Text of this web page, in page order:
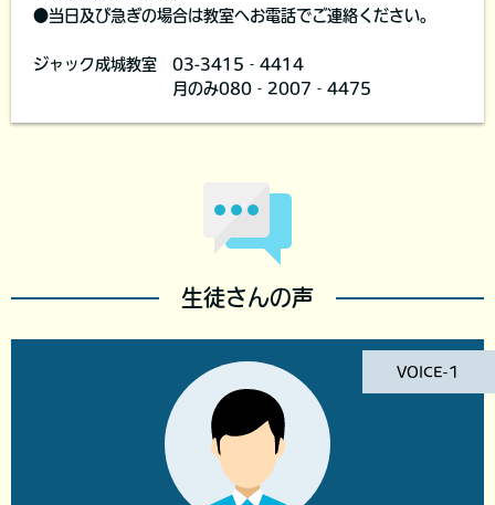
●当日及び急ぎの場合は教室へお電話でご連絡ください。
ジャック成城教室 03-3415‐4414
月のみ080‐2007‐4475
生徒さんの声
VOICE-１